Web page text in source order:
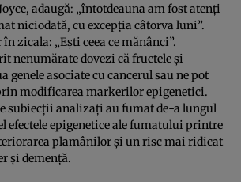
adaugă: „întotdeauna am fost atenţi
niciodată, cu excepţia câtorva luni”.
zicala: „Eşti ceea ce mănânci”.
nenumărate dovezi că fructele şi
genele asociate cu cancerul sau ne pot
modificarea markerilor epigenetici.
subiecţii analizaţi au fumat de-a lungul
efectele epigenetice ale fumatului printre
plamânilor şi un risc mai ridicat
şi demenţă.